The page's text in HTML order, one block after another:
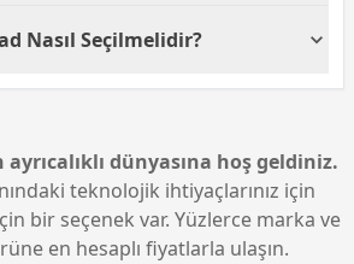
önemli olduğu FPS ve MOBA
karar vermenizi gerektiren oyunlara
Nasıl Seçilmelidir?
seçerken, yüzey yapısına,
uzun süreli kullanım ve
için tercih edilebilir.
ayrıcalıklı dünyasına hoş geldiniz.
teknolojik ihtiyaçlarınız için
bir seçenek var. Yüzlerce marka ve
en hesaplı fiyatlarla ulaşın.